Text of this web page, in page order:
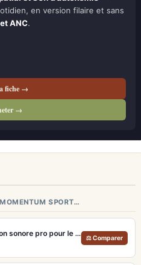
en version filaire et sans
ANC.
fiche →
→
SPORT…
Shure AONIC 215 – Isolation sonore pro pour le sport et les trajets
⚖ Comparer